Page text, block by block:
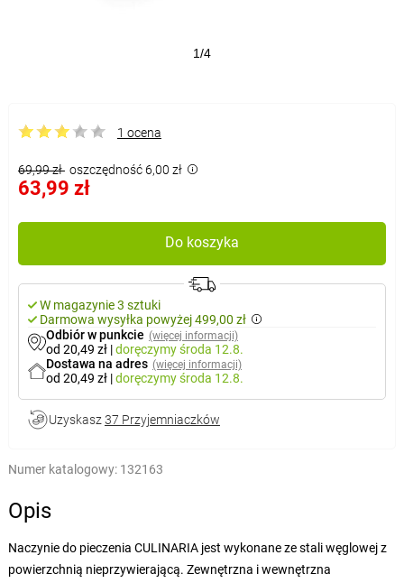
1/4
1 ocena
69,99 zł oszczędność 6,00 zł
63,99 zł
Do koszyka
W magazynie 3 sztuki
Darmowa wysyłka powyżej 499,00 zł
Odbiór w punkcie (więcej informacji)
od 20,49 zł |doręczymyśroda 12.8.
Dostawa na adres (więcej informacji)
od 20,49 zł |doręczymyśroda 12.8.
Uzyskasz 37 Przyjemniaczków
Numer katalogowy: 132163
Opis
Naczynie do pieczenia CULINARIA jest wykonane ze stali węglowej z
powierzchnią nieprzywierającą. Zewnętrzna i wewnętrzna